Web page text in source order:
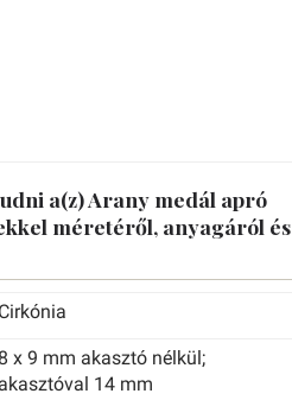
a(z) Arany medál apró
méretéről, anyagáról és
Cirkónia
8 x 9 mm akasztó nélkül;
akasztóval 14 mm